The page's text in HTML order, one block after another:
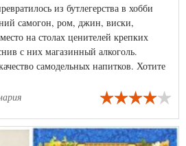
из бутлегерства в хобби
самогон, ром, джин, виски,
на столах ценителей крепких
с них магазинный алкоголь.
самодельных напитков. Хотите